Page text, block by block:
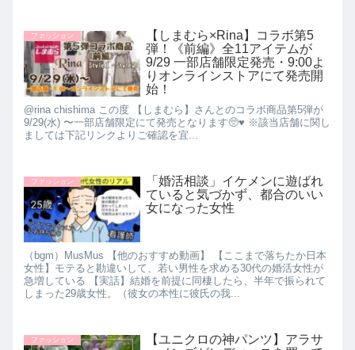
ファッション
【しまむら×Rina】コラボ第5
弾！《前編》全11アイテムが
9/29 一部店舗限定発売・9:00よ
りオンラインストアにて発売開
始！
​@rina chishima この度 【しまむら】さんとのコラボ商品第5弾が
9/29(水) 〜一部店舗限定にて発売となります🥺♥️ ※該当店舗に関し
ましては下記リンクよりご確認を宜...
ファッション
「婚活相談」イケメンに遊ばれ
ていると気づかず、都合のいい
女になった女性
（bgm）MusMus 【他のおすすめ動画】 【ここまで落ちたか日本
女性】モテると勘違いして、若い男性を求める30代の婚活女性が
急増している 【実話】結婚を前提に同棲したら、半年で振られて
しまった29歳女性。（彼女の本性に彼氏の我...
ファッション
【ユニクロの神パンツ】アラサ